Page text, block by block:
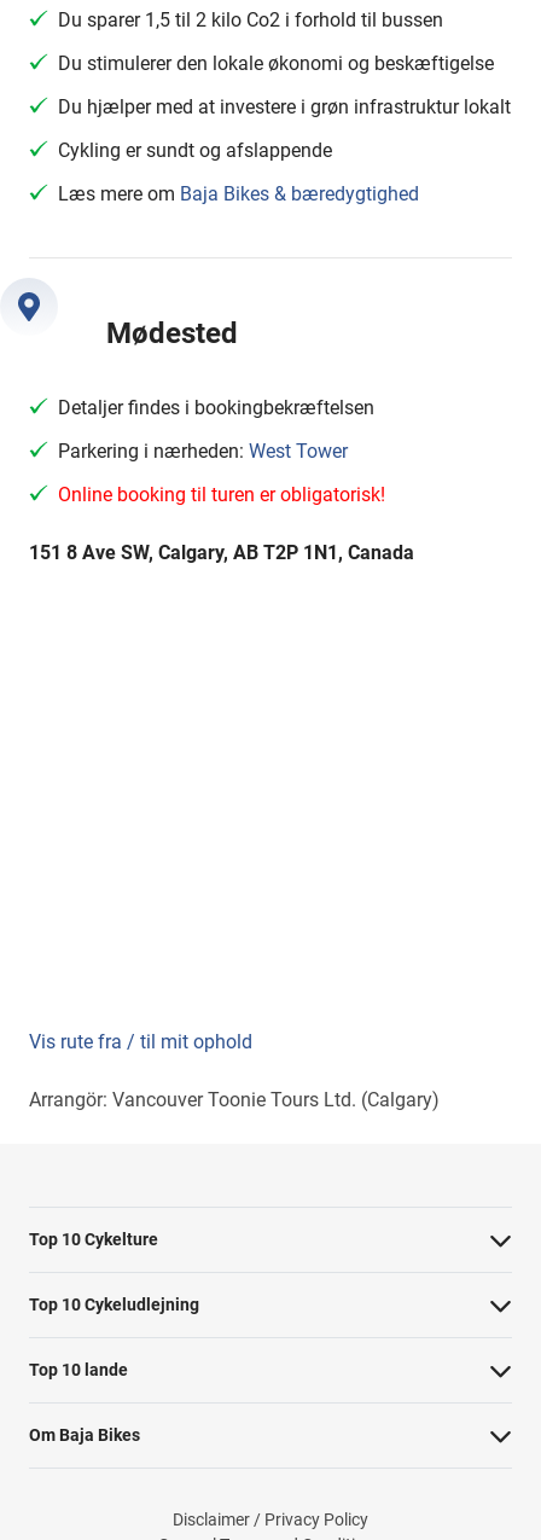
Du sparer 1,5 til 2 kilo Co2 i forhold til bussen
Du stimulerer den lokale økonomi og beskæftigelse
Du hjælper med at investere i grøn infrastruktur lokalt
Cykling er sundt og afslappende
Læs mere om Baja Bikes & bæredygtighed
Mødested
Detaljer findes i bookingbekræftelsen
Parkering i nærheden: West Tower
Online booking til turen er obligatorisk!
151 8 Ave SW, Calgary, AB T2P 1N1, Canada
Vis rute fra / til mit ophold
Arrangör: Vancouver Toonie Tours Ltd. (Calgary)
Top 10 Cykelture
Cykeltur i Barcelona: højdepunkterne
Cykeltur i Berlin: højdepunkterne
Tur til Paris: højdepunkter
Rom højdepunkter cykeltur
Cykeltur til Amsterdams højdepunkter
Cykeltur til Kobenhavn højdepunkter
Top 10 Cykeludlejning
Barcelona Cykeludlejning
Berlin Cykeludlejning
Paris Cykeludlejning
Top 10 lande
Cykelture i Holland
Cykelture i Portugal
Om Baja Bikes
Disclaimer / Privacy Policy